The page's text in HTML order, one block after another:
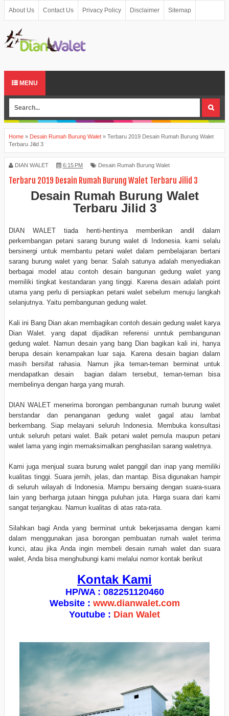
About Us Contact Us Privacy Policy Disclaimer Sitemap
MENU
Home » Desain Rumah Burung Walet » Terbaru 2019 Desain Rumah Burung Walet
Terbaru Jilid 3
DIAN WALET 6:15 PM Desain Rumah Burung Walet
Terbaru 2019 Desain Rumah Burung Walet Terbaru Jilid 3
Desain Rumah Burung Walet
Terbaru Jilid 3
DIAN WALET tiada henti-hentinya memberikan andil dalam
perkembangan petani sarang burung walet di Indonesia. kami selalu
bersinergi untuk membantu petani walet dalam pembelajaran bertani
sarang burung walet yang benar. Salah satunya adalah menyediakan
berbagai model atau contoh desain bangunan gedung walet yang
memiliki tingkat kestandaran yang tinggi. Karena desain adalah point
utama yang perlu di persiapkan petani walet sebelum menuju langkah
selanjutnya. Yaitu pembangunan gedung walet.
Kali ini Bang Dian akan membagikan contoh desain gedung walet karya
Dian Walet. yang dapat dijadikan referensi unntuk pembangunan
gedung walet. Namun desain yang bang Dian bagikan kali ini, hanya
berupa desain kenampakan luar saja. Karena desain bagian dalam
masih bersifat rahasia. Namun jika teman-teman berminat untuk
mendapatkan desain bagian dalam tersebut, teman-teman bisa
membelinya dengan harga yang murah.
DIAN WALET menerima borongan pembangunan rumah burung walet
berstandar dan penanganan gedung walet gagal atau lambat
berkembang. Siap melayani seluruh Indonesia. Membuka konsultasi
untuk seluruh petani walet. Baik petani walet pemula maupun petani
walet lama yang ingin memaksimalkan penghasilan sarang waletnya.
Kami juga menjual suara burung walet panggil dan inap yang memiliki
kualitas tinggi. Suara jernih, jelas, dan mantap. Bisa digunakan hampir
di seluruh wilayah di Indonesia. Mampu bersaing dengan suara-suara
lain yang berharga jutaan hingga puluhan juta. Harga suara dari kami
sangat terjangkau. Namun kualitas di atas rata-rata.
Silahkan bagi Anda yang berminat untuk bekerjasama dengan kami
dalam menggunakan jasa borongan pembuatan rumah walet terima
kunci, atau jika Anda ingin membeli desain rumah walet dan suara
walet, Anda bisa menghubungi kami melalui nomor kontak berikut
Kontak Kami
HP/WA : 082251120460
Website : www.dianwalet.com
Youtube : Dian Walet